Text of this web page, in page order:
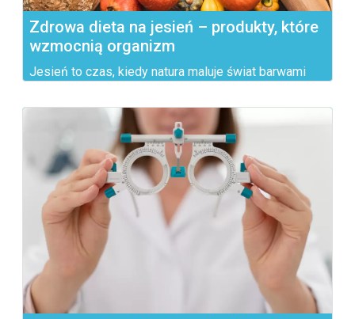
Zdrowa dieta na jesień – produkty, które
wzmocnią organizm
Jesień to czas, kiedy natura maluje świat barwami